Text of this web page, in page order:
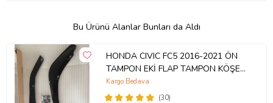
Bu Ürünü Alanlar Bunları da Aldı
HONDA CIVIC FC5 2016-2021 ÖN
TAMPON EKİ FLAP TAMPON KÖŞESİ
TAKIM SAĞ SOL KAMPANYA ŞOKK
FİYAT OEM
(30)
Kargo Bedava